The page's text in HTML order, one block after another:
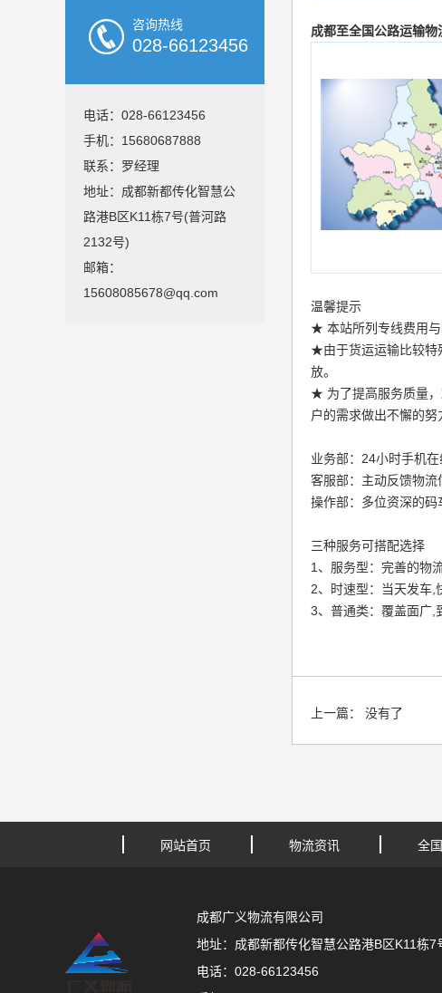
咨询热线
028-66123456
电话：028-66123456
手机：15680687888
联系：罗经理
地址：成都新都传化智慧公
路港B区K11栋7号(普河路
2132号)
邮箱：
15608085678@qq.com
成都至全国公路运输物
温馨提示
★ 本站所列专线费用
★由于货运运输比较特
放。
★ 为了提高服务质量
户的需求做出不懈的
业务部：24小时手机
客服部：主动反馈物流
操作部：多位资深的码
三种服务可搭配选择
1、服务型：完善的物
2、时速型：当天发车,
3、普通类：覆盖面广,
上一篇： 没有了
网站首页 物流资讯 全
成都广义物流有限公司
地址：成都新都传化智慧公路港B区K11栋7
电话：028-66123456